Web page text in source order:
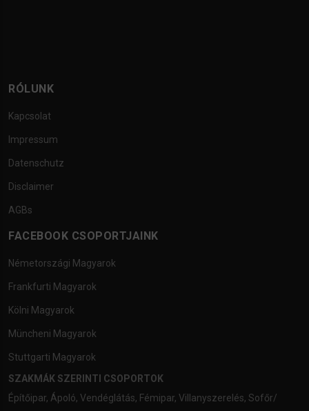
RÓLUNK
Kapcsolat
Impressum
Datenschutz
Disclaimer
AGBs
FACEBOOK CSOPORTJAINK
Németországi Magyarok
Frankfurti Magyarok
Kölni Magyarok
Müncheni Magyarok
Stuttgarti Magyarok
SZAKMÁK SZERINTI CSOPORTOK
Építőipar, Ápoló, Vendéglátás, Fémipar, Villanyszerelés, Sofőr/